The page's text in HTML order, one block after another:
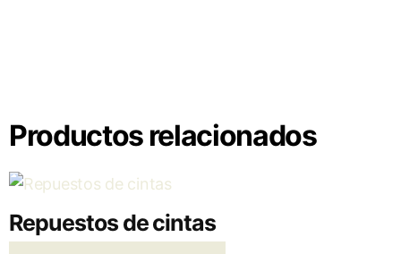
Productos relacionados
Repuestos de cintas